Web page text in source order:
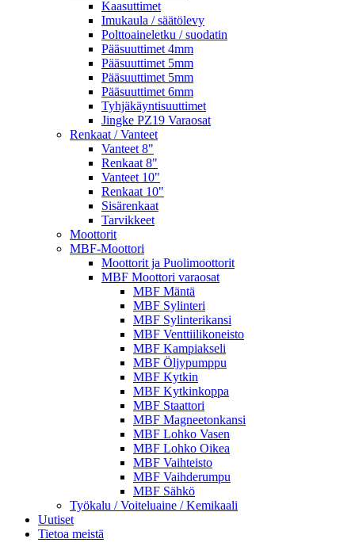
Kaasuttimet
Imukaula / säätölevy
Polttoaineletku / suodatin
Pääsuuttimet 4mm
Pääsuuttimet 5mm
Pääsuuttimet 5mm
Pääsuuttimet 6mm
Tyhjäkäyntisuuttimet
Jingke PZ19 Varaosat
Renkaat / Vanteet
Vanteet 8"
Renkaat 8"
Vanteet 10"
Renkaat 10"
Sisärenkaat
Tarvikkeet
Moottorit
MBF-Moottori
Moottorit ja Puolimoottorit
MBF Moottori varaosat
MBF Mäntä
MBF Sylinteri
MBF Sylinterikansi
MBF Venttiilikoneisto
MBF Kampiakseli
MBF Öljypumppu
MBF Kytkin
MBF Kytkinkoppa
MBF Staattori
MBF Magneetonkansi
MBF Lohko Vasen
MBF Lohko Oikea
MBF Vaihteisto
MBF Vaihderumpu
MBF Sähkö
Työkalu / Voiteluaine / Kemikaali
Uutiset
Tietoa meistä